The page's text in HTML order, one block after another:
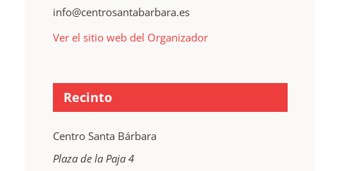
info@centrosantabarbara.es
Ver el sitio web del Organizador
Recinto
Centro Santa Bárbara
Plaza de la Paja 4